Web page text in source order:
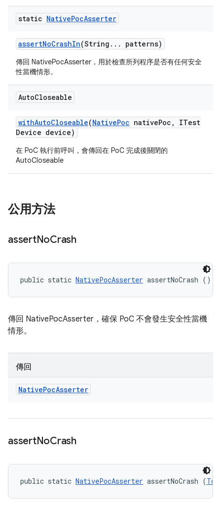
static NativePocAsserter
assertNoCrashIn(String . . . patterns)
傳回 NativePocAsserter，用於檢查所列程序是否有任何安全
性當機情形。
AutoCloseable
withAutoCloseable(NativePoc nativePoc ,
ITest
Device device)
在 PoC 執行前呼叫，會傳回在 PoC 完成後關閉的
AutoCloseable
公用方法
assertNoCrash
public static NativePocAsserter assertNoCrash ()
傳回 NativePocAsserter，確保 PoC 不會發生安全性當機
情形。
傳回
NativePocAsserter
assertNoCrash
public static NativePocAsserter assertNoCrash (